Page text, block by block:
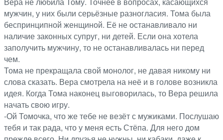
мужчин, у них были серьёзные разногласия. Тома была
беспринципной женщиной. Её не останавливало ни
наличие законных супруг, ни детей. Если она хотела
заполучить мужчину, то не останавливалась ни перед
чем.
Тома не прекращала свой монолог, не давая никому ни
слова сказать. Вера смотрела на неё и в голове возникла
идея. Когда Тома наконец выговорилась, то Вера решила
начать свою игру.
-Ой Томочка, что же тебе не везёт с мужиками. Послушаю
тебя и так рада, что у меня есть Стёпа. Для него дом